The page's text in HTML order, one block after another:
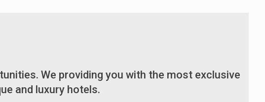
We providing you with the most exclusive
and luxury hotels.